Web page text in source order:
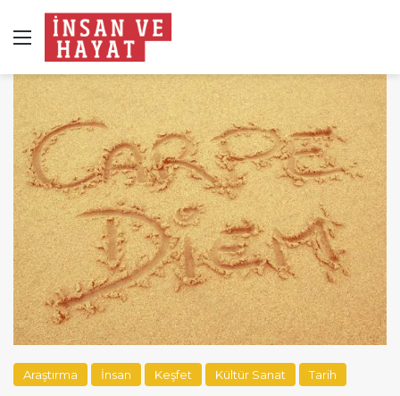
Menü
Araştırma İnsan Keşfet Kültür Sanat Tarih